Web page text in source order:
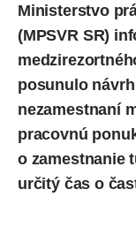
Ministerstvo
(MPSVR SR)
posunulo
nezamestnaní
pracovnú
o zamestnanie
určitý čas o